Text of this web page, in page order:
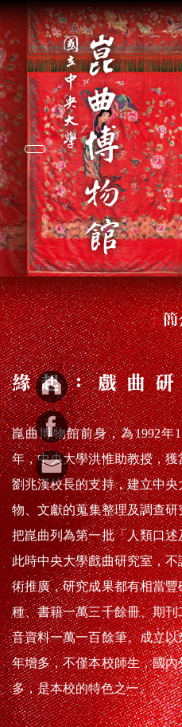
Toggle navigation
簡
緣起：戲曲
崑曲博物館前身，為1992年
年，中央大學洪惟助教授，
劉兆漢校長的支持，建立中
物、文獻的蒐集整理及調查
把崑曲列為第一批「人類口
此時中央大學戲曲研究室，
術推廣，研究成果都有相當
種、書籍一萬三千餘冊、期
音資料一萬一百餘筆。成立
年增多，不僅本校師生，國
多，是本校的特色之一。